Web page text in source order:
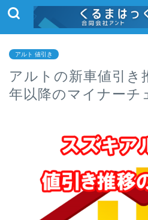
アルト 値引き
アルトの新車値引き
年以降のマイナーチ